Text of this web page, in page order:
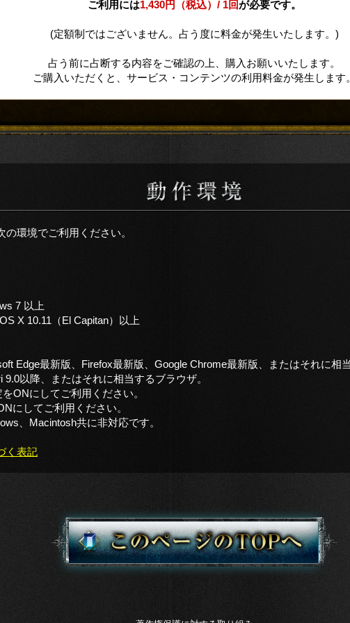
ご利用には1,430円（税込）/ 1回が必要です。
(定額制ではございません。占う度に料金が発生いたします。)
占う前に占断する内容をご確認の上、購入お願いいたします。
ご購入いただくと、サービス・コンテンツの利用料金が発生します
の環境でご利用ください。
7 以上
X 10.11（El Capitan）以上
Edge最新版、Firefox最新版、Google Chrome最新版、またはそれに相
9.0以降、またはそれに相当するブラウザ。
ONにしてご利用ください。
にしてご利用ください。
、Macintosh共に非対応です。
く表記